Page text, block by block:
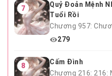
7
Quỷ Đoản Mệnh
Tuổi Rồi
Chương 957:
279
8
Cấm Đình